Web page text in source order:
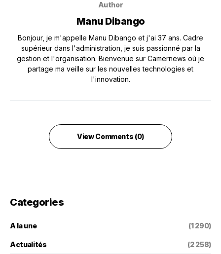
Author
Manu Dibango
Bonjour, je m'appelle Manu Dibango et j'ai 37 ans. Cadre
supérieur dans l'administration, je suis passionné par la
gestion et l'organisation. Bienvenue sur Camernews où je
partage ma veille sur les nouvelles technologies et
l'innovation.
View Comments (0)
Categories
A la une (1 290)
Actualités (2 258)